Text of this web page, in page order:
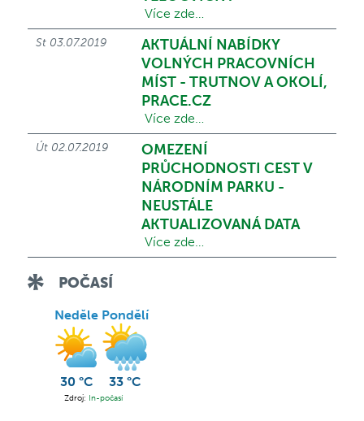
Více zde…
St 03.07.2019
AKTUÁLNÍ NABÍDKY
VOLNÝCH PRACOVNÍCH
MÍST - TRUTNOV A OKOLÍ,
PRACE.CZ
Více zde…
Út 02.07.2019
OMEZENÍ
PRŮCHODNOSTI CEST V
NÁRODNÍM PARKU -
NEUSTÁLE
AKTUALIZOVANÁ DATA
Více zde…
POČASÍ
Neděle
30 °C
Pondělí
33 °C
Zdroj: In-počasí